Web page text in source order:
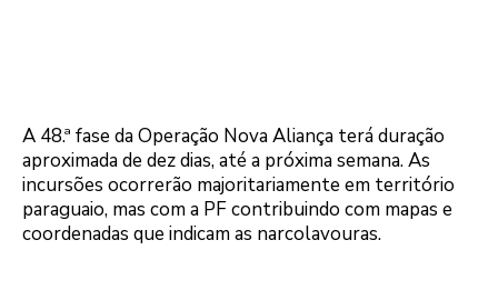
A 48.ª fase da Operação Nova Aliança terá duração
aproximada de dez dias, até a próxima semana. As
incursões ocorrerão majoritariamente em território
paraguaio, mas com a PF contribuindo com mapas e
coordenadas que indicam as narcolavouras.